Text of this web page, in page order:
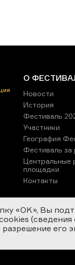
О
Новости
История
Фестиваль
Участники
География
Фестиваль
Центральные
площадки
Контакты
«OK», Вы
разрешение его